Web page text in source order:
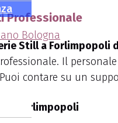
Professionale
Still a Forlimpopoli
Il
contare su un
Forlimpopoli